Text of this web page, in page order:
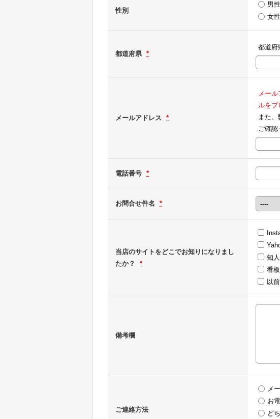
性別
男性
女性
都道府県 *
都道府
メールアドレス *
メー
ルをブ
また
ご確認
電話番号 *
お問合せ件名 *
当店のサイトをどこでお知りになりまし
たか？
*
知
看
以
備考欄
ご連絡方法
メ
お
ど